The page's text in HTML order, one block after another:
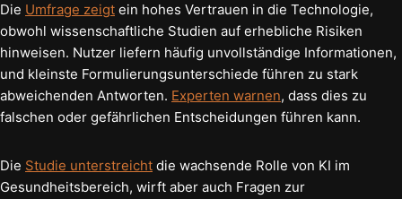
Die Umfrage zeigt ein hohes Vertrauen in die Technologie,
obwohl wissenschaftliche Studien auf erhebliche Risiken
hinweisen. Nutzer liefern häufig unvollständige Informationen,
und kleinste Formulierungsunterschiede führen zu stark
abweichenden Antworten. Experten warnen, dass dies zu
falschen oder gefährlichen Entscheidungen führen kann.
Die Studie unterstreicht die wachsende Rolle von KI im
Gesundheitsbereich, wirft aber auch Fragen zur